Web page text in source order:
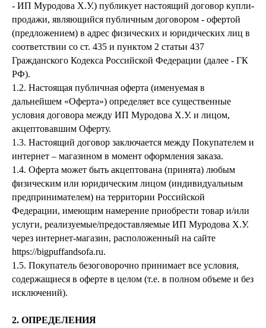
- ИП Муродова Х.У.) публикует настоящий договор купли-
продажи, являющийся публичным договором - офертой
(предложением) в адрес физических и юридических лиц в
соответствии со ст. 435 и пунктом 2 статьи 437
Гражданского Кодекса Российской Федерации (далее - ГК
РФ).
1.2. Настоящая публичная оферта (именуемая в
дальнейшем «Оферта») определяет все существенные
условия договора между ИП Муродова Х.У. и лицом,
акцептовавшим Оферту.
1.3. Настоящий договор заключается между Покупателем и
интернет – магазином в момент оформления заказа.
1.4. Оферта может быть акцептована (принята) любым
физическим или юридическим лицом (индивидуальным
предпринимателем) на территории Российской
Федерации, имеющим намерение приобрести товар и/или
услуги, реализуемые/предоставляемые ИП Муродова Х.У.
через интернет-магазин, расположенный на сайте
https://bigpuffandsofa.ru.
1.5. Покупатель безоговорочно принимает все условия,
содержащиеся в оферте в целом (т.е. в полном объеме и без
исключений).
2. ОПРЕДЕЛЕНИЯ